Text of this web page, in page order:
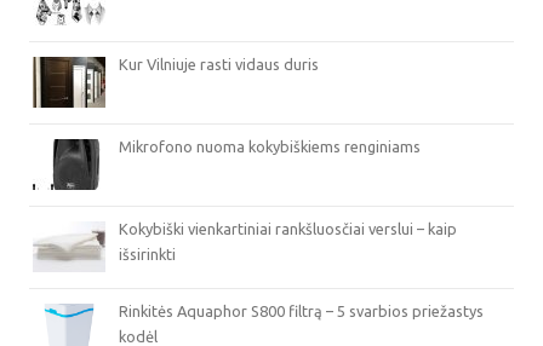
Kur Vilniuje rasti vidaus duris
Mikrofono nuoma kokybiškiems renginiams
Kokybiški vienkartiniai rankšluosčiai verslui – kaip
išsirinkti
Rinkitės Aquaphor S800 filtrą – 5 svarbios priežastys
kodėl